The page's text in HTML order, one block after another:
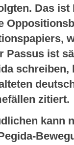
Das ist
Passus ist
zitiert.
kann